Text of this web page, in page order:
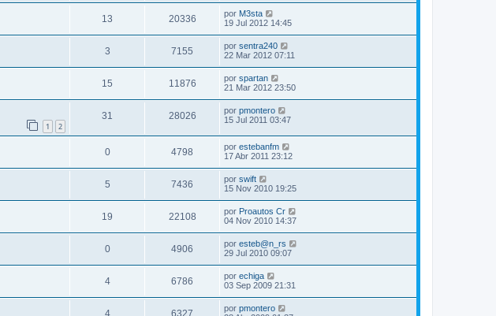
13 20336 por M3sta
19 Jul 2012 14:45
3 7155 por sentra240
22 Mar 2012 07:11
15 11876 por spartan
21 Mar 2012 23:50
1 2
31 28026 por pmontero
15 Jul 2011 03:47
0 4798 por estebanfm
17 Abr 2011 23:12
5 7436 por swift
15 Nov 2010 19:25
19 22108 por Proautos Cr
04 Nov 2010 14:37
0 4906 por esteb@n_rs
29 Jul 2010 09:07
4 6786 por echiga
03 Sep 2009 21:31
4 6327 por pmontero